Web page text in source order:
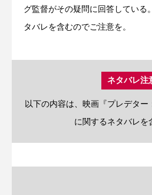
グ監督がその疑問に回答している
タバレを含むのでご注意を。
ネタバレ注
以下の内容は、映画『プレデター
に関するネタバレを